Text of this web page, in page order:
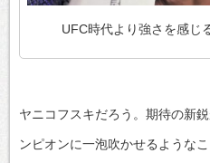
UFC時代より強さを感じ
ヤニコフスキだろう。期待の新
ンピオンに一泡吹かせるような